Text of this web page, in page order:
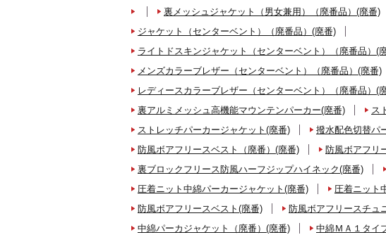
裏メッシュジャケット（男女兼用）（廃番品）(廃番)
ジャケット（センターベント）（廃番品）(廃番)
ライトドスキンジャケット（センターベント）（廃番品）(
メンズカラーブレザー（センターベント）（廃番品）(廃番)
レディースカラーブレザー（センターベント）（廃番品）(
裏アルミメッシュ高機能マウンテンパーカー(廃番)
ス
ストレッチパーカージャケット(廃番)
撥水配色切替パ
防風ボアフリースベスト（廃番）(廃番)
防風ボアフリ
裏ブロックフリース防風ハーフジップハイネック(廃番)
圧着ニット中綿パーカージャケット(廃番)
圧着ニット
防風ボアフリースベスト(廃番)
防風ボアフリースチュ
中綿パーカジャケット（廃番）(廃番)
中綿ＭＡ１タイ